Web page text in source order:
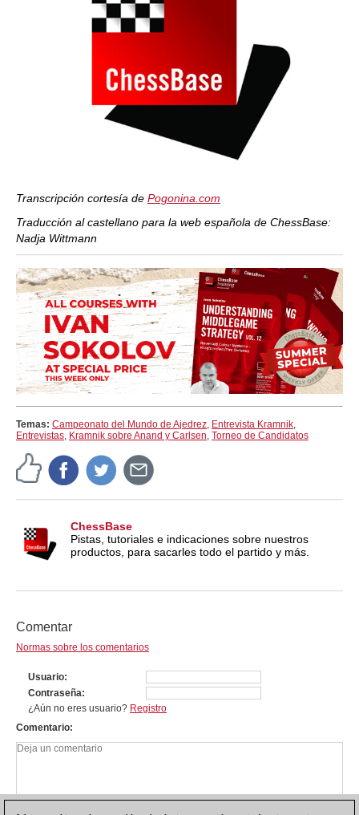
Transcripción cortesía de Pogonina.com
Traducción al castellano para la web española de ChessBase:
Nadja Wittmann
Temas: Campeonato del Mundo de Ajedrez, Entrevista Kramnik,
Entrevistas, Kramnik sobre Anand y Carlsen, Torneo de Candidatos
ChessBase
Pistas, tutoriales e indicaciones sobre nuestros
productos, para sacarles todo el partido y más.
Comentar
Normas sobre los comentarios
Usuario
Contraseña
¿Aún no eres usuario? Registro
Comentario